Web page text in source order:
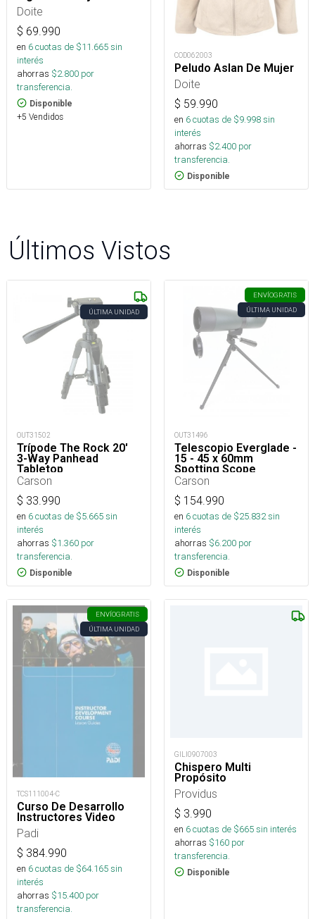
Doite
$ 69.990
en 6cuotas de $11.665sin
interés
ahorras $2.800 por
transferencia.
Disponible
+5 Vendidos
COD062003
Peludo Aslan De Mujer
Doite
$ 59.990
en 6cuotas de $9.998sin
interés
ahorras $2.400 por
transferencia.
Disponible
Últimos Vistos
ÚLTIMA UNIDAD
OUT31502
Trípode The Rock 20'
3-Way Panhead
Tabletop
Carson
$ 33.990
en 6cuotas de $5.665sin
interés
ahorras $1.360 por
transferencia.
Disponible
ENVÍOGRATIS
ÚLTIMA UNIDAD
OUT31496
Telescopio Everglade -
15 - 45 x 60mm
Spotting Scope
Carson
$ 154.990
en 6cuotas de $25.832sin
interés
ahorras $6.200 por
transferencia.
Disponible
ENVÍOGRATIS
ÚLTIMA UNIDAD
TCS111004-C
Curso De Desarrollo
Instructores Video
Padi
$ 384.990
en 6cuotas de $64.165sin
interés
ahorras $15.400 por
transferencia.
GILI0907003
Chispero Multi
Propósito
Providus
$ 3.990
en 6cuotas de $665sin interés
ahorras $160 por
transferencia.
Disponible